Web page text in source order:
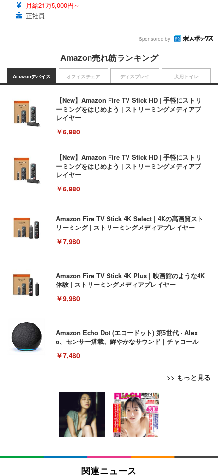
月給21万5,000円～
正社員
Sponsored by
Amazon売れ筋ランキング
Amazonデバイス
【New】Amazon Fire TV Stick HD | 手軽にストリ
ーミングをはじめよう | ストリーミングメディアプ
レイヤー
￥6,980
【New】Amazon Fire TV Stick HD | 手軽にストリ
ーミングをはじめよう | ストリーミングメディアプ
レイヤー
￥6,980
Amazon Fire TV Stick 4K Select | 4Kの高画質スト
リーミング | ストリーミングメディアプレイヤー
￥7,980
Amazon Fire TV Stick 4K Plus | 映画館のような4K
体験 | ストリーミングメディアプレイヤー
￥9,980
Amazon Echo Dot (エコードット) 第5世代 - Alex
a、センサー搭載、鮮やかなサウンド｜チャコール
￥7,480
>> もっと見る
オフィスチェア
[EdoErgo] オフィスチェア 椅子 テレワーク 疲れな
い 跳ね上げ式アームレスト コンパクト 約105度ロッ
キング pc 事務椅子 360度回転 座面昇降 強化ナイロ
ン樹脂ベース 通気性メッシュ 在宅ワーク H-WY01
(黒網+黒枠+黒足)
￥5,699
SIHOO B100 オフィスチェア／デスクチェア メッシ
ュチェア 人間工学 疲れない ブラック
ディスプレイ
EIZO ビジネス向けプレミアムモニター | FlexScan
EV3240X-WT | 31.5型4K UHD・USB Type-C・ホワ
イト
￥105,595
EIZO ビジネス向けプレミアムモニター | FlexScan
犬用トイレ
Amazonベーシック ペットシーツ 薄型 レギュラー 1
回使い捨て 無香料 ホワイト 300枚
￥3,373
Amazonベーシック ペットシーツ 厚型 ワイド 42枚
x2袋(84枚) ホワイト(吸収面:ライトブルー)
関連ニュース